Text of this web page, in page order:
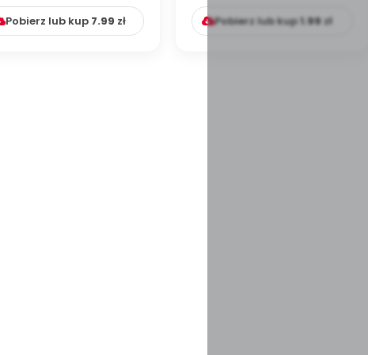
Pobierz lub kup 7.99 zł Pobierz lub kup1.99zł